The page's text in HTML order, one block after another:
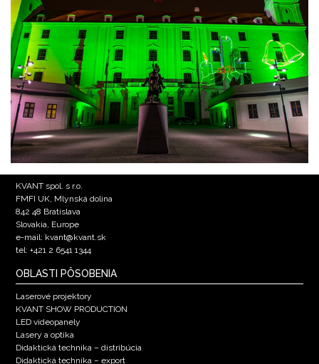
KVANT spol. s r.o.
FMFI UK, Mlynská dolina
842 48 Bratislava
Slovakia, Europe
e-mail: kvant@kvant.sk
tel: +421 2 6541 1344
OBLASTI PÔSOBENIA
Laserové projektory
KVANT SHOW PRODUCTION
LED videopanely
Lasery a optika
Didaktická technika – distribúcia
Didaktická technika – export